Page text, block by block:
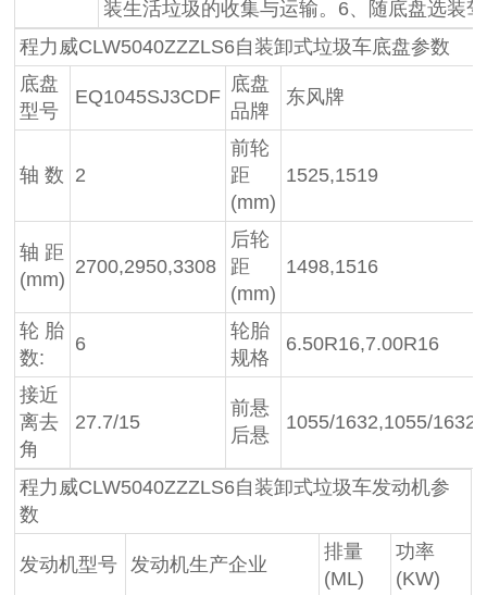
装生活垃圾的收集与运输。6、随底盘选装
程力威CLW5040ZZZLS6自装卸式垃圾车底盘参数
底盘
型号
EQ1045SJ3CDF
底盘
品牌
东风牌
轴 数 2
前轮
距
(mm)
1525,1519
轴 距
(mm)
2700,2950,3308
后轮
距
(mm)
1498,1516
轮 胎
数:
6
轮胎
规格
6.50R16,7.00R16
接近
离去
角
27.7/15
前悬
后悬
1055/1632,1055/
程力威CLW5040ZZZLS6自装卸式垃圾车发动机参
数
发动机型号 发动机生产企业
排量
(ML)
功率
(KW)